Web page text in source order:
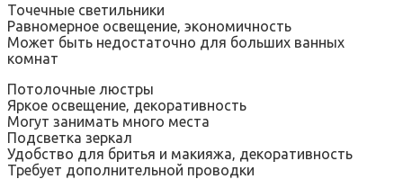
Точечные светильники
Равномерное освещение‚ экономичность
Может быть недостаточно для больших ванных
комнат
Потолочные люстры
Яркое освещение‚ декоративность
Могут занимать много места
Подсветка зеркал
Удобство для бритья и макияжа‚ декоративность
Требует дополнительной проводки